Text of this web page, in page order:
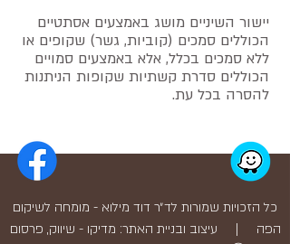
יישור השיניים מושג באמצעים אסתטיים
הכוללים סמכים (קוביות, גשר) שקופים או
ללא סמכים בכלל, אלא באמצעים סמויים
הכוללים סדרת קשתיות שקופות הניתנות
להסרה בכל עת.
כל הזכויות שמורות לד״ר דוד מילוא - מומחה לשיקום
הפה | עיצוב ובניית האתר: מדיקו - שיווק, פרסום